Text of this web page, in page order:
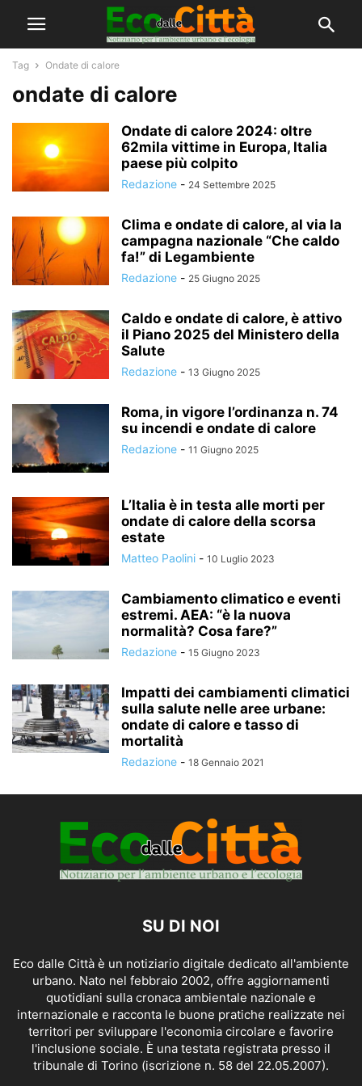
Tag Ondate di calore
ondate di calore
Ondate di calore 2024: oltre
62mila vittime in Europa, Italia
paese più colpito
Redazione - 24 Settembre 2025
Clima e ondate di calore, al via la
campagna nazionale “Che caldo
fa!” di Legambiente
Redazione - 25 Giugno 2025
Caldo e ondate di calore, è attivo
il Piano 2025 del Ministero della
Salute
Redazione - 13 Giugno 2025
Roma, in vigore l’ordinanza n. 74
su incendi e ondate di calore
Redazione - 11 Giugno 2025
L’Italia è in testa alle morti per
ondate di calore della scorsa
estate
Matteo Paolini - 10 Luglio 2023
Cambiamento climatico e eventi
estremi. AEA: “è la nuova
normalità? Cosa fare?”
Redazione - 15 Giugno 2023
Impatti dei cambiamenti climatici
sulla salute nelle aree urbane:
ondate di calore e tasso di
mortalità
Redazione - 18 Gennaio 2021
SU DI NOI
Eco dalle Città è un notiziario digitale dedicato all'ambiente
urbano. Nato nel febbraio 2002, offre aggiornamenti
quotidiani sulla cronaca ambientale nazionale e
internazionale e racconta le buone pratiche realizzate nei
territori per sviluppare l'economia circolare e favorire
l'inclusione sociale. È una testata registrata presso il
tribunale di Torino (iscrizione n. 58 del 22.05.2007).